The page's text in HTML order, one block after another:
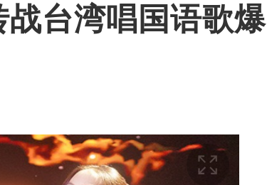
台湾唱国语歌爆